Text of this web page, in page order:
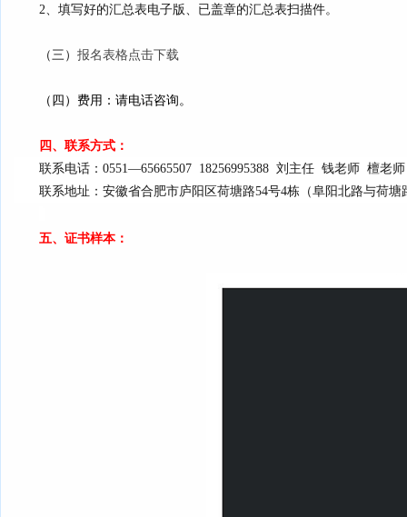
2、填写好的汇总表电子版、已盖章的汇总表扫描件。
（三）报名表格点击下载
（四）费用：请电话咨询。
四、联系方式：
联系电话：0551—65665507 18256995388 刘主任 钱老师 檀老
联系地址：安徽省合肥市庐阳区荷塘路54号4栋（阜阳北路与荷塘
五、证书样本：